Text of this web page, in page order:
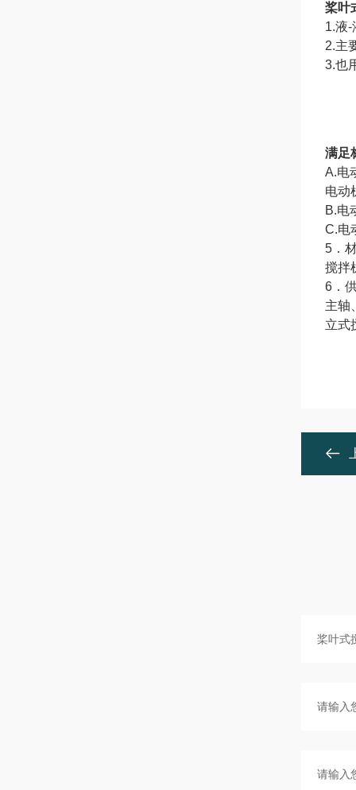
桨叶
1.液-
2.主
3.也
满足
A.电
电动
B.电
C.电
5．
搅拌
6．
主轴
立式